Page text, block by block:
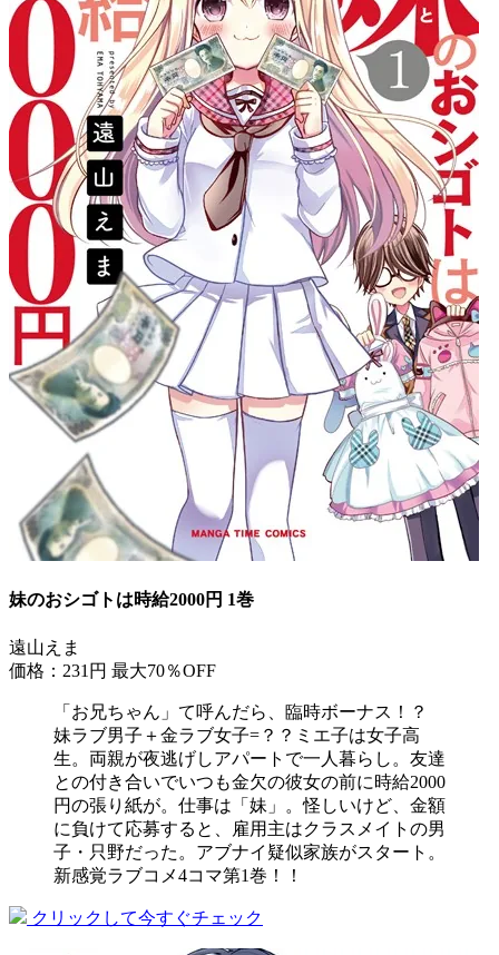
妹のおシゴトは時給2000円 1巻
遠山えま
価格：231円 最大70％OFF
「お兄ちゃん」て呼んだら、臨時ボーナス！？
妹ラブ男子＋金ラブ女子=？？ミエ子は女子高
生。両親が夜逃げしアパートで一人暮らし。友達
との付き合いでいつも金欠の彼女の前に時給2000
円の張り紙が。仕事は「妹」。怪しいけど、金額
に負けて応募すると、雇用主はクラスメイトの男
子・只野だった。アブナイ疑似家族がスタート。
新感覚ラブコメ4コマ第1巻！！
クリックして今すぐチェック